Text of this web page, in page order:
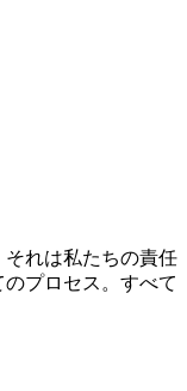
れは私たちの責任
プロセス。すべて